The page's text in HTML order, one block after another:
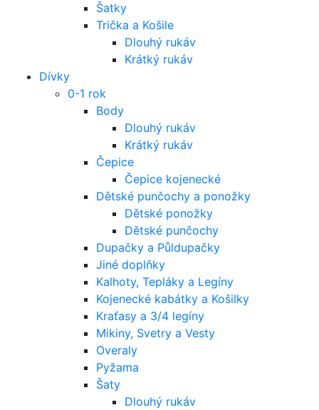
Šatky
Trička a Košile
Dlouhý rukáv
Krátký rukáv
Dívky
0-1 rok
Body
Dlouhý rukáv
Krátký rukáv
Čepice
Čepice kojenecké
Dětské punčochy a ponožky
Dětské ponožky
Dětské punčochy
Dupačky a Půldupačky
Jiné doplňky
Kalhoty, Tepláky a Legíny
Kojenecké kabátky a Košilky
Kraťasy a 3/4 legíny
Mikiny, Svetry a Vesty
Overaly
Pyžama
Šaty
Dlouhý rukáv